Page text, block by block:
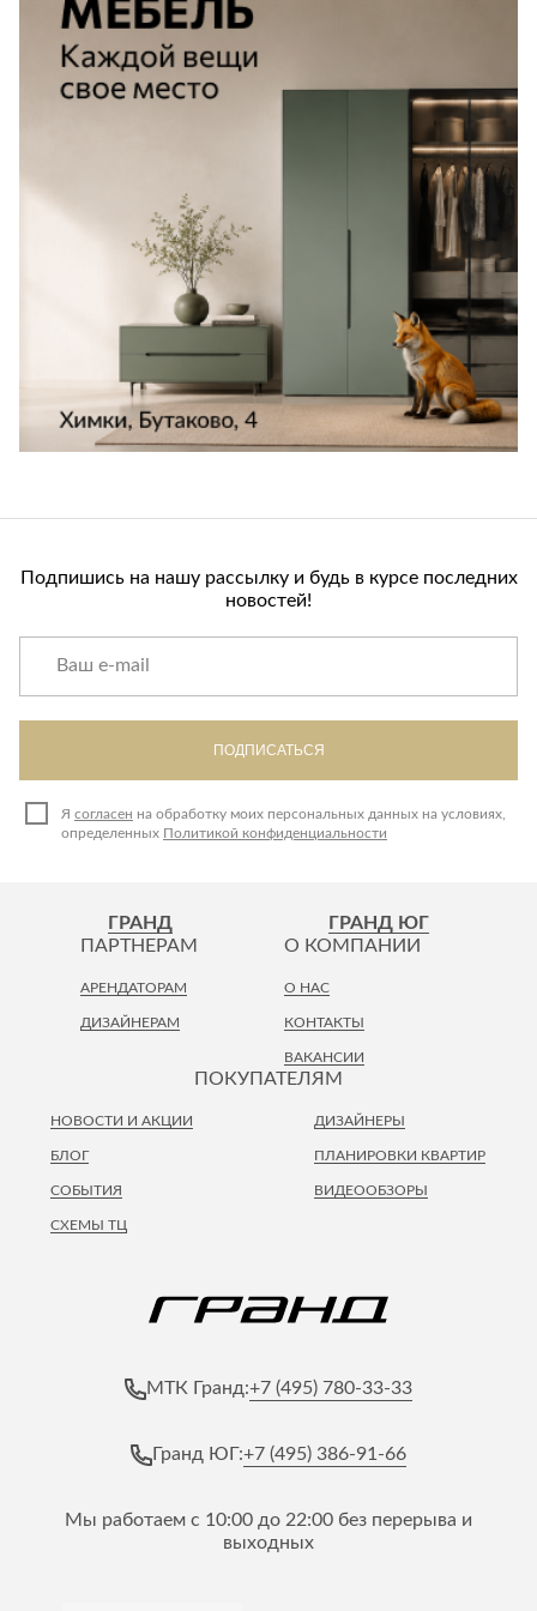
Подпишись на нашу рассылку и будь в курсе последних
новостей!
ПОДПИСАТЬСЯ
Я согласен на обработку моих персональных данных на условиях,
определенных Политикой конфиденциальности
ГРАНД ГРАНД ЮГ
ПОКУПАТЕЛЯМ
НОВОСТИ И АКЦИИ
ПЛАНИРОВКИ КВАРТИР
ВИДЕООБЗОРЫ
БЛОГ
СОБЫТИЯ
СХЕМЫ ТЦ
ДИЗАЙНЕРЫ
ПАРТНЕРАМ
АРЕНДАТОРАМ
ДИЗАЙНЕРАМ
О КОМПАНИИ
О НАС
КОНТАКТЫ
ВАКАНСИИ
МТК Гранд:+7 (495) 780-33-33
Гранд ЮГ:+7 (495) 386-91-66
Мы работаем с 10:00 до 22:00 без перерыва и
выходных